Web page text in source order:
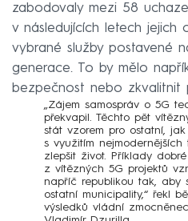
zabodovaly mezi 58
v následujících letech jejich
vybrané služby postavené
generace. To by mělo
bezpečnost nebo zkvalitnit
„Zájem samospráv o 5G
překvapil. Těchto pět
stát vzorem pro ostatní,
s využitím
zlepšit život. Příklady
z vítězných 5G projektů
napříč republikou tak, aby
ostatní municipality,“ řekl
výsledků vládní